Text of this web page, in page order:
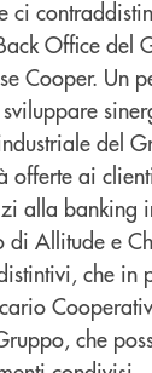
ci
Office del
Cooper. Un
del
offerte ai
alla banking
di Allitude e
che in
che